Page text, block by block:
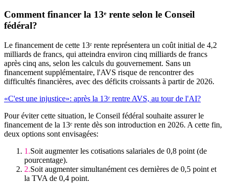
Comment financer la 13ᵉ rente selon le Conseil
fédéral?
Le financement de cette 13ᵉ rente représentera un coût initial de 4,2
milliards de francs, qui atteindra environ cinq milliards de francs
après cinq ans, selon les calculs du gouvernement. Sans un
financement supplémentaire, l'AVS risque de rencontrer des
difficultés financières, avec des déficits croissants à partir de 2026.
«C'est une injustice»: après la 13ᵉ rentre AVS, au tour de l'AI?
Pour éviter cette situation, le Conseil fédéral souhaite assurer le
financement de la 13ᵉ rente dès son introduction en 2026. A cette fin,
deux options sont envisagées:
Soit augmenter les cotisations salariales de 0,8 point (de
pourcentage).
Soit augmenter simultanément ces dernières de 0,5 point et
la TVA de 0,4 point.